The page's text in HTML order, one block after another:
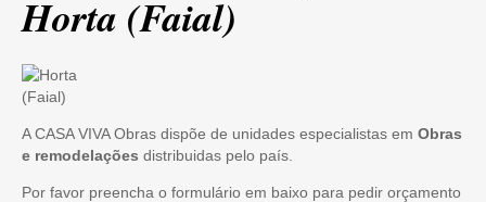
Horta (Faial)
A CASA VIVA Obras dispõe de unidades especialistas em Obras
e remodelações distribuidas pelo país.
Por favor preencha o formulário em baixo para pedir orçamento